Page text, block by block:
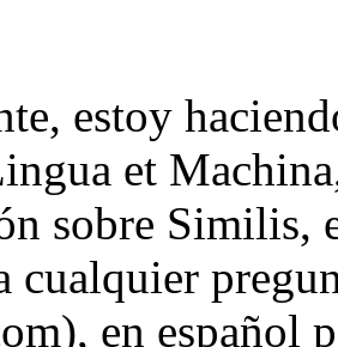
estoy
et
sobre Similis,
cualquier
en español